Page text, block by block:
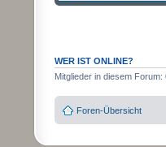
WER IST ONLINE?
Mitglieder in diesem
Foren-Übersicht